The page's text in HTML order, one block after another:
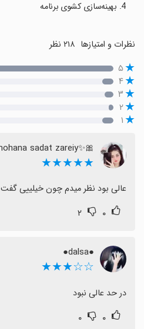
4. بهینه‌سازی کشوی برنامه
نظرات و امتیازها
۵
۴
۳
۲
۱
🎀✨mohana sadat zareiy✨🎀
★★★★★
عالی بود نظر میدم چون خیلییی گفت
۰ ۲
●dalsa●
☆☆★★★
در حد عالی نبود
۰ ۰